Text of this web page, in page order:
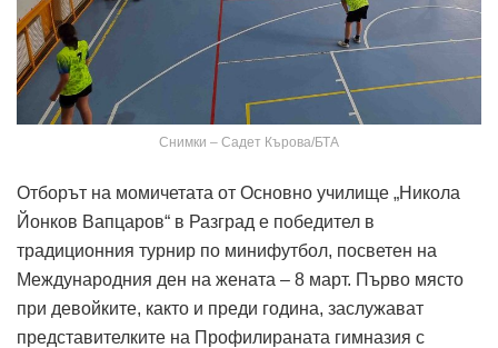
Снимки – Садет Кърова/БТА
Отборът на момичетата от Основно училище „Никола
Йонков Вапцаров“ в Разград е победител в
традиционния турнир по минифутбол, посветен на
Международния ден на жената – 8 март. Първо място
при девойките, както и преди година, заслужават
представителките на Профилираната гимназия с